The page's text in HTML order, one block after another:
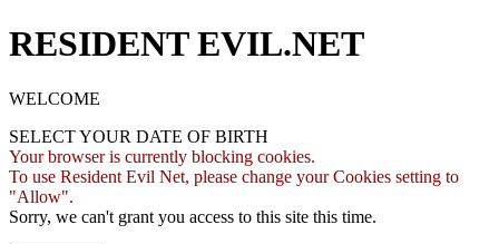
RESIDENT EVIL.NET
WELCOME
SELECT YOUR DATE OF BIRTH
Your browser is currently blocking cookies.
To use Resident Evil Net, please change your Cookies setting to
"Allow".
Sorry, we can't grant you access to this site this time.